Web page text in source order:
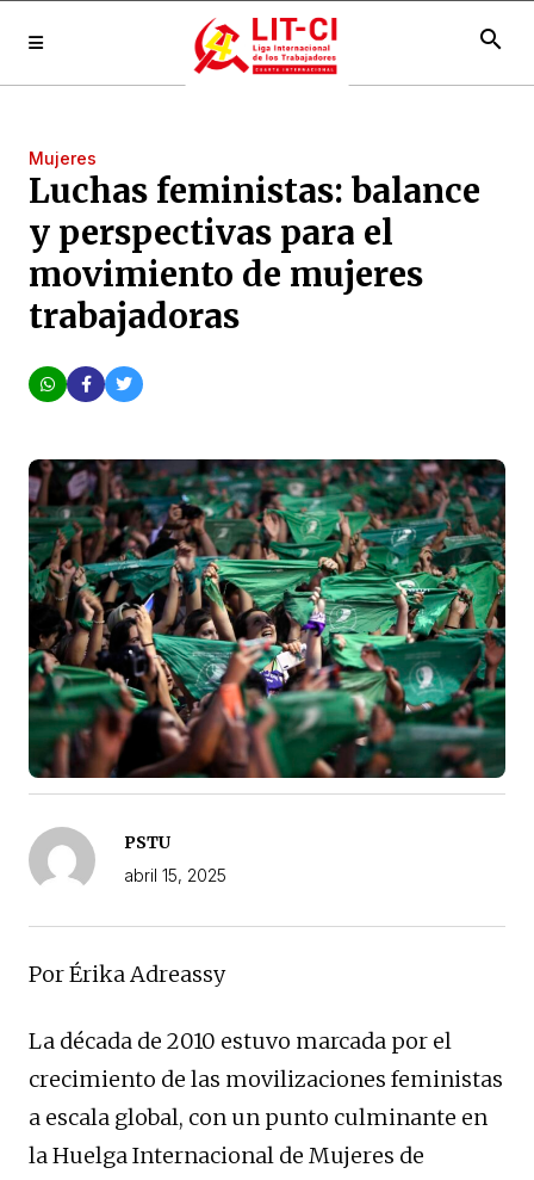
search
Mujeres
Luchas feministas: balance
y perspectivas para el
movimiento de mujeres
trabajadoras
PSTU
abril 15, 2025
Por Érika Adreassy
La década de 2010 estuvo marcada por el
crecimiento de las movilizaciones feministas
a escala global, con un punto culminante en
la Huelga Internacional de Mujeres de